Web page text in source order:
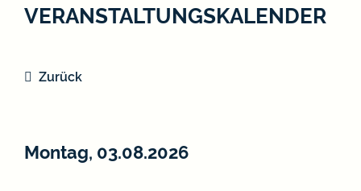
VERANSTALTUNGSKALENDER
Zurück
Montag, 03.08.2026